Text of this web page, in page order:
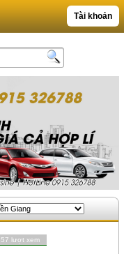
Tài khoản
lượt xem